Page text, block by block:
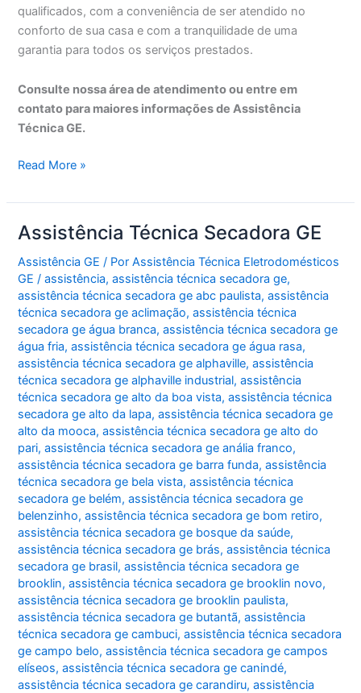
qualificados, com a conveniência de ser atendido no
conforto de sua casa e com a tranquilidade de uma
garantia para todos os serviços prestados.
Consulte nossa área de atendimento ou entre em
contato para maiores informações de Assistência
Técnica GE.
Assistência
GE
Jardim
Peri
Peri
Read More »
Assistência Técnica Secadora GE
Assistência GE / PorAssistência Técnica Eletrodomésticos
GE /assistência,assistência técnica secadora ge,
assistência técnica secadora ge abc paulista,assistência
técnica secadora ge aclimação,assistência técnica
secadora ge água branca,assistência técnica secadora ge
água fria,assistência técnica secadora ge água rasa,
assistência técnica secadora ge alphaville,assistência
técnica secadora ge alphaville industrial,assistência
técnica secadora ge alto da boa vista,assistência técnica
secadora ge alto da lapa,assistência técnica secadora ge
alto da mooca,assistência técnica secadora ge alto do
pari,assistência técnica secadora ge anália franco,
assistência técnica secadora ge barra funda,assistência
técnica secadora ge bela vista,assistência técnica
secadora ge belém,assistência técnica secadora ge
belenzinho,assistência técnica secadora ge bom retiro,
assistência técnica secadora ge bosque da saúde,
assistência técnica secadora ge brás,assistência técnica
secadora ge brasil,assistência técnica secadora ge
brooklin,assistência técnica secadora ge brooklin novo,
assistência técnica secadora ge brooklin paulista,
assistência técnica secadora ge butantã,assistência
técnica secadora ge cambuci,assistência técnica secadora
ge campo belo,assistência técnica secadora ge campos
elíseos,assistência técnica secadora ge canindé,
assistência técnica secadora ge carandiru,assistência